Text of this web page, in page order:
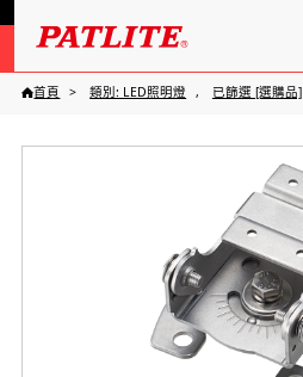
首頁 類別: LED照明燈 已篩選 [選購品]